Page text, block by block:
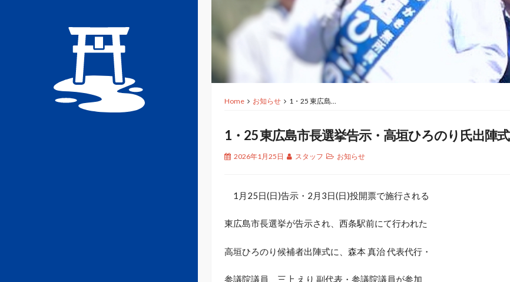
Home お知らせ 1・25 東広島…
1・25 東広島市長選挙告示・高垣ひろのり氏出陣式
2026年1月25日 スタッフ お知らせ
1月25日(日)告示・2月3日(日)投開票で施行される
東広島市長選挙が告示され、西条駅前にて行われた
高垣ひろのり候補者出陣式に、森本 真治 代表代行・
参議院議員、三上 えり 副代表・参議院議員が参加